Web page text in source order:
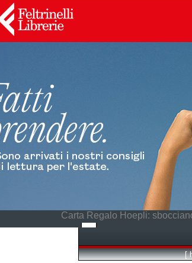
Carta Regalo Hoepli:
[